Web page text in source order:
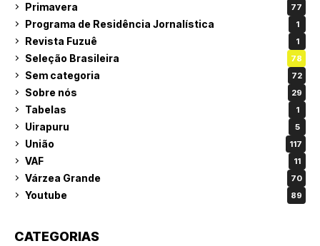
Primavera 77
Programa de Residência Jornalística 1
Revista Fuzuê 1
Seleção Brasileira 78
Sem categoria 72
Sobre nós 29
Tabelas 1
Uirapuru 5
União 117
VAF 11
Várzea Grande 70
Youtube 89
CATEGORIAS